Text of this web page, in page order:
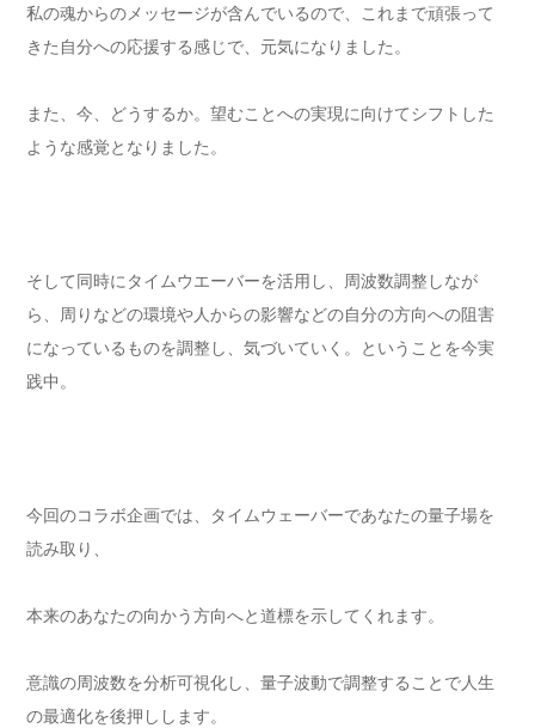
私の魂からのメッセージが含んでいるので、これまで頑張って
きた自分への応援する感じで、元気になりました。
また、今、どうするか。望むことへの実現に向けてシフトした
ような感覚となりました。
そして同時にタイムウエーバーを活用し、周波数調整しなが
ら、周りなどの環境や人からの影響などの自分の方向への阻害
になっているものを調整し、気づいていく。ということを今実
践中。
今回のコラボ企画では、タイムウェーバーであなたの量子場を
読み取り、
本来のあなたの向かう方向へと道標を示してくれます。
意識の周波数を分析可視化し、量子波動で調整することで人生
の最適化を後押しします。